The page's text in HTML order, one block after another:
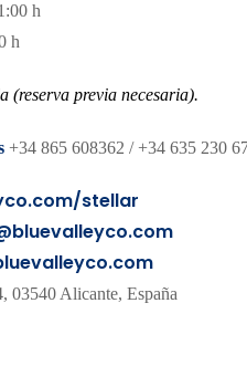
h
h
(reserva previa necesaria).
+34 865 608362 / +34 635 230
stellar
03540 Alicante, España